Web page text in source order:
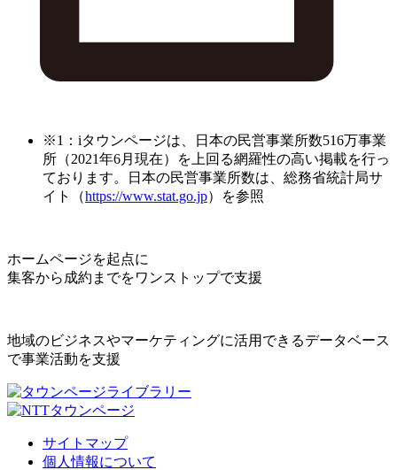
※1：iタウンページは、日本の民営事業所数516万事業
所（2021年6月現在）を上回る網羅性の高い掲載を行っ
ております。日本の民営事業所数は、総務省統計局サ
イト（https://www.stat.go.jp）を参照
ホームページを起点に
集客から成約までをワンストップで支援
地域のビジネスやマーケティングに活用できるデータベース
で事業活動を支援
サイトマップ
個人情報について